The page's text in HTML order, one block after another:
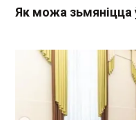
Як можа зьмяніцца